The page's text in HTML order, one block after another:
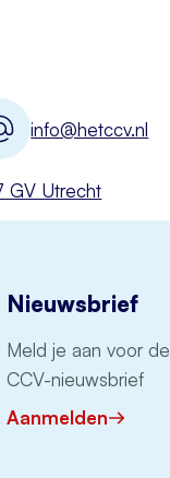
info@hetccv.nl
GV Utrecht
Nieuwsbrief
Meld je aan voor de
CCV-nieuwsbrief
Aanmelden